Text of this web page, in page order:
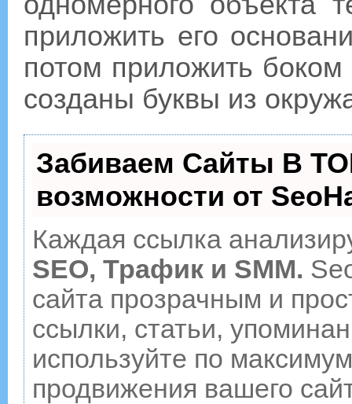
приложить его
потом приложить боком
созданы буквы из
Забиваем Сайты В
возможности от
Каждая ссылка
SEO, Трафик и SMM.
сайта прозрачным и
ссылки, статьи,
используйте по
продвижения вашего